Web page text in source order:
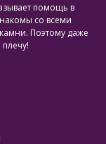
помощь в
со всеми
Поэтому даже